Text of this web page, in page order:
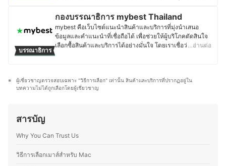
founder ช่อง YouTube SUPERTOMMO ที่คอยรีวิวอุปกรณ์
และสินค้า IT ต่าง ๆ ซึ่งมี Subscribers มากกว่า 130,000 คน
ด้วยความเชี่ยวชาญและความถนัดในด้านนี้ คุณพงจึงรับงาน
เขียนที่คอยแนะนำสินค้าและวิธีการเลือกสินค้า IT ให้แก่ผู้ที่
จากประสบการณ์ของตนเองที่มีมายาวนาน จึงสามารถที่จะ
ถ่ายทอดและนำมาบอกเล่าให้หลาย ๆ คนได้เข้าใจจุดประสงค์
บรรณาธิการ
กองบรรณาธิการ mybest Thailand
mybest คือเว็บไซต์แนะนำสินค้าและบริการที่มุ่งนำเสนอ
ข้อมูลและคำแนะนำที่เชื่อถือได้ เพื่อช่วยให้ผู้บริโภคตัดสินใจ
เลือกซื้อสินค้าและบริการได้อย่างมั่นใจ โดยเราเชื่อว่าการ
และเรียบเรียงโดยทีมบรรณาธิการ พร้อมตรวจสอบความถูก
ต้องร่วมกับผู้เชี่ยวชาญในแต่ละหมวดหมู่ เพื่อให้ผู้อ่านได้รับ
เพราะเราเข้าใจว่าความต้องการของผู้บริโภคมีความหลาก
โจทย์การใช้งานในชีวิตประจำวันมากที่สุด
…อ่านต่อ
ผู้เชี่ยวชาญตรวจสอบเฉพาะ "วิธีการเลือก" เท่านั้น สินค้าและบริการที่ปรากฏอยู่ใน
บทความไม่ได้ถูกเลือกโดยผู้เชี่ยวชาญ
สารบัญ
Why You Can Trust Us
วิธีการเลือกเมาส์สำหรับ Mac